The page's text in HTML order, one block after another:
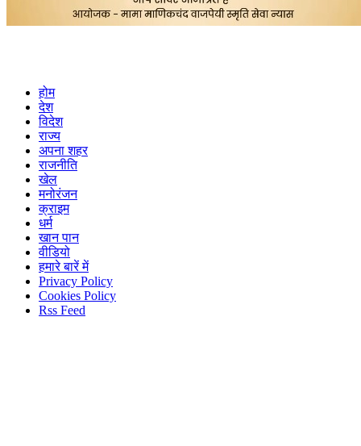
होम
देश
विदेश
राज्य
अपना शहर
राजनीति
खेल
मनोरंजन
क्राइम
धर्म
खान पान
वीडियो
हमारे बारें में
Privacy Policy
Cookies Policy
Rss Feed